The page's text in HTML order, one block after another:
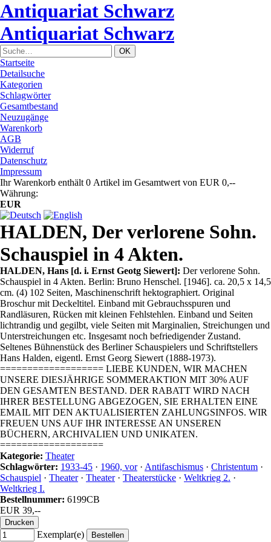
Antiquariat Schwarz
Antiquariat Schwarz
Startseite
Detailsuche
Kategorien
Schlagwörter
Gesamtbestand
Neuzugänge
Warenkorb
AGB
Widerruf
Datenschutz
Impressum
Ihr Warenkorb enthält 0 Artikel im Gesamtwert von EUR 0,--
Währung:
EUR
HALDEN, Der verlorene Sohn.
Schauspiel in 4 Akten.
HALDEN, Hans [d. i. Ernst Geotg Siewert]: Der verlorene Sohn.
Schauspiel in 4 Akten. Berlin: Bruno Henschel. [1946]. ca. 20,5 x 14,5
cm. (4) 102 Seiten, Maschinenschrift hektographiert. Original
Broschur mit Deckeltitel. Einband mit Gebrauchsspuren und
Randläsuren, Rücken mit kleinen Fehlstehlen. Einband und Seiten
lichtrandig und gegilbt, viele Seiten mit Marginalien, Streichungen und
Unterstreichungen etc. Insgesamt noch befriedigender Zustand.
Seltenes Bühnenstück des Berliner Schauspielers und Schriftstellers
Hans Halden, eigentl. Ernst Georg Siewert (1888-1973).
=================== LIEBE KUNDEN, WIR MACHEN
UNSERE DIESJÄHRIGE SOMMERAKTION MIT 30% AUF
DEN GESAMTEN BESTAND. DER RABATT WIRD NACH
IHRER BESTELLUNG ABGEZOGEN, SIE ERHALTEN EINE
EMAIL MIT DEN AKTUALISIERTEN ZAHLUNGSINFOS. WIR
FREUEN UNS AUF IHR INTERESSE AN UNSEREN
BÜCHERN, ARCHIVALIEN UND UNIKATEN.
===================
Kategorie: Theater
Schlagwörter: 1933-45 · 1960, vor· Antifaschismus · Christentum ·
Schauspiel · Theater· Theater· Theaterstücke · Weltkrieg 2. ·
Weltkrieg I.
Bestellnummer: 6199CB
EUR 39,--
Exemplar(e)